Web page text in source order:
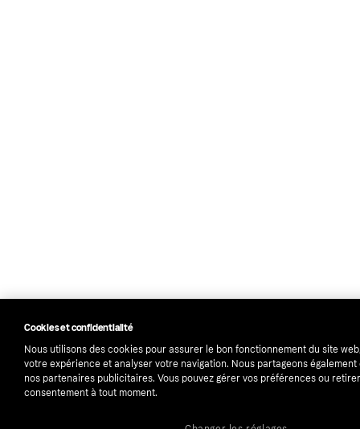
Cookies et confidentialité
Nous utilisons des cookies pour assurer le bon fonctionnement du site
votre expérience et analyser votre navigation. Nous partageons également
nos partenaires publicitaires. Vous pouvez gérer vos préférences ou
consentement à tout moment.